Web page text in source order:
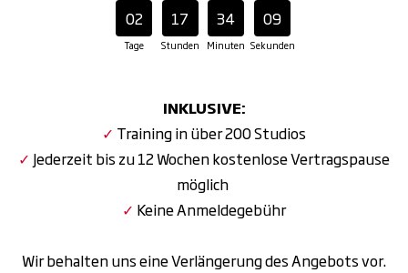
02
Tage
17
Stunden
34
Minuten
08
Sekunden
INKLUSIVE:
✓ Training in über 200 Studios
✓ Jederzeit bis zu 12 Wochen kostenlose Vertragspause
möglich
✓ Keine Anmeldegebühr
Wir behalten uns eine Verlängerung des Angebots vor.